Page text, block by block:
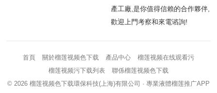
產工廠,是你值得信賴的合作夥伴,
歡迎上門考察和來電谘詢!
首頁 關於榴莲视频色下载 產品中心
榴莲视频在线观看污
榴莲视频污下载列表
聯係榴莲视频色下载
© 2026 榴莲视频色下载環保科技(上海)有限公司 · 專業液體榴莲推广APP